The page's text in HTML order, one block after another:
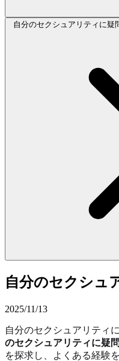
自分のセクシュアリティに疑
自分のセクシュ
2025/11/13
自分のセクシュアリティ
のセクシュアリティに疑
を探求し、よくある経験